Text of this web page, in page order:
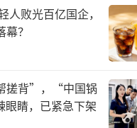
合极为多元，从
防虫药，从避孕
居护理产品组合
喉痛药物Strepsils
人败光百亿国企，
？
搓背”，“中国锅
睛，已紧急下架